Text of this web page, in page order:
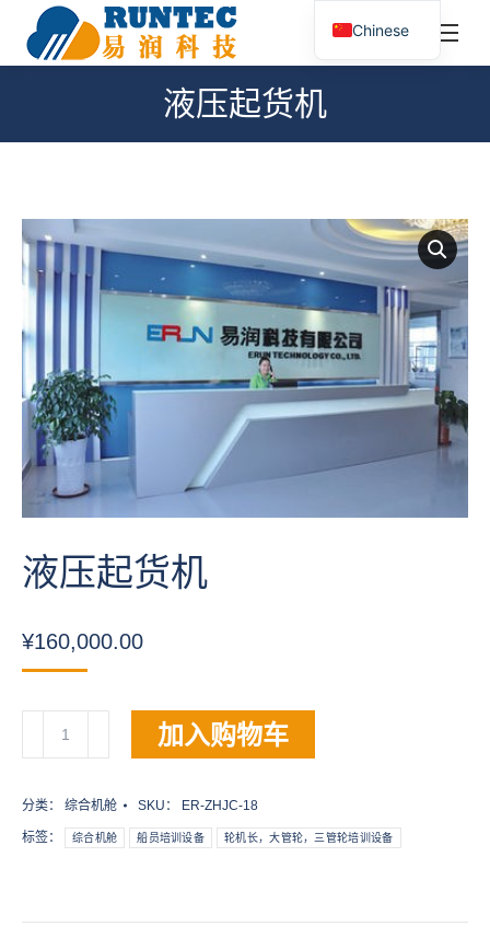
液压起货机
您在这里：
液压起货机
¥160,000.00
货
数
加入购物车
分类： 综合机舱 SKU： ER-ZHJC-18
标签： 综合机舱 船员培训设备 轮机长，大管轮，三管轮培训设备
Chinese